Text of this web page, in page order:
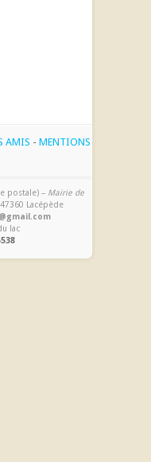
AMIS - MENTIONS
postale) – Mairie de
Lacépède
lac